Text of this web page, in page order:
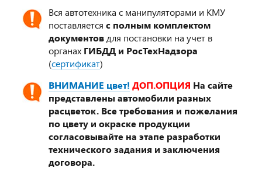
Вся автотехника с манипуляторами и КМУ
поставляется с полным комплектом
документовдля постановки на учет в
органах ГИБДД и РосТехНадзора
(сертификат)
ВНИМАНИЕ цвет! ДОП.ОПЦИЯ На сайте
представлены автомобили разных
расцветок. Все требования и пожелания
по цвету и окраске продукции
согласовывайте на этапе разработки
технического задания и заключения
договора.